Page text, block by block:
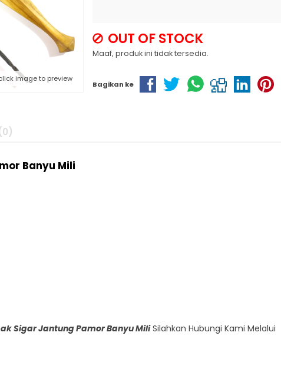
image to preview
OUT OF STOCK
Maaf, produk ini tidak tersedia.
Bagikan ke
Banyu Mili
Sigar Jantung Pamor Banyu MiliSilahkan Hubungi Kami Melalui